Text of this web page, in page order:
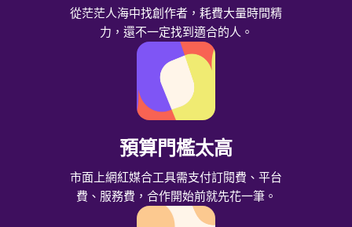
從茫茫人海中找創作者， 耗費大量時間精
力， 還不一定找到適合的人。
預算門檻太高
市面上網紅媒合工具需支付訂閱費、平台
費、服務費， 合作開始前就先花一筆。